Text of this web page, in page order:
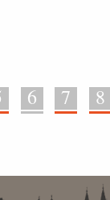
6 7
8